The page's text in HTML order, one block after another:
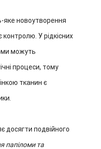
яке новоутворення
У рідкісних
можуть
процеси, тому
тканин є
досягти подвійного
папіломи та